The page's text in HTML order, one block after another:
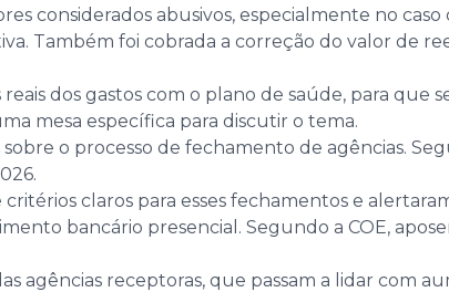
considerados abusivos, especialmente no
Também foi cobrada a correção do valor de
dos gastos com o plano de saúde, para que
mesa específica para discutir o tema.
o processo de fechamento de agências.
claros para esses fechamentos e
bancário presencial. Segundo a COE,
agências receptoras, que passam a lidar com